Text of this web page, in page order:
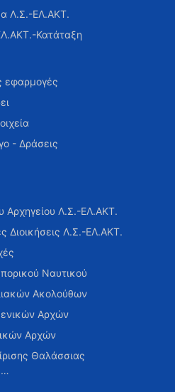
Λ.Σ.-ΕΛ.ΑΚΤ.
Κατάταξη
εφαρμογές
- Δράσεις
Αρχηγείου Λ.Σ.-ΕΛ.ΑΚΤ.
Διοικήσεις Λ.Σ.-ΕΛ.ΑΚΤ.
Ναυτικού
Ακολούθων
Αρχών
Αρχών
Θαλάσσιας
…